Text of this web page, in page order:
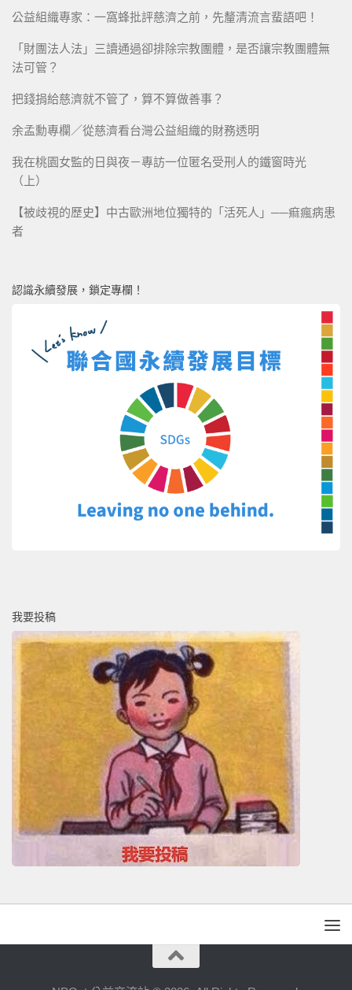
公益組織專家：一窩蜂批評慈濟之前，先釐清流言蜚語吧！
「財團法人法」三讀通過卻排除宗教團體，是否讓宗教團體無
法可管？
把錢捐給慈濟就不管了，算不算做善事？
余孟勳專欄／從慈濟看台灣公益組織的財務透明
我在桃園女監的日與夜－專訪一位匿名受刑人的鐵窗時光
（上）
【被歧視的歷史】中古歐洲地位獨特的「活死人」──痲瘋病患
者
認識永續發展，鎖定專欄！
我要投稿